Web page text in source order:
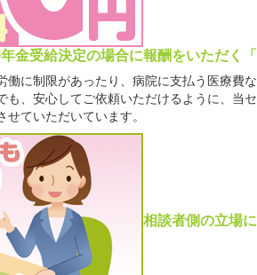
金受給決定の場合に報酬をいただく「
働に制限があったり、病院に支払う医療費
も、安心してご依頼いただけるように、当
ていただいています。
相談者側の立場